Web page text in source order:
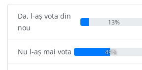
Da, l-aș vota din
nou
13%
Nu l-aș mai vota 49%